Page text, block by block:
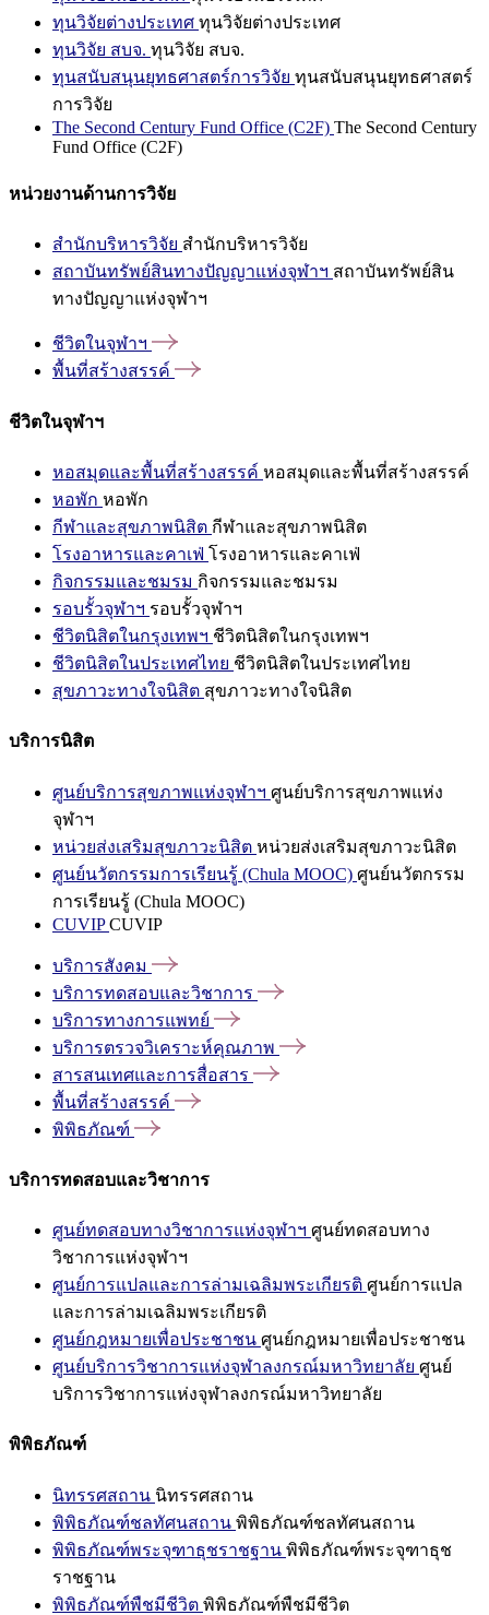
ทุนวิจัยต่างประเทศ ทุนวิจัยต่างประเทศ
ทุนวิจัย สบจ. ทุนวิจัย สบจ.
ทุนสนับสนุนยุทธศาสตร์การวิจัย ทุนสนับสนุนยุทธศาสตร์
การวิจัย
The Second Century Fund Office (C2F) The Second Century
Fund Office (C2F)
หน่วยงานด้านการวิจัย
สำนักบริหารวิจัย สำนักบริหารวิจัย
สถาบันทรัพย์สินทางปัญญาแห่งจุฬาฯ สถาบันทรัพย์สิน
ทางปัญญาแห่งจุฬาฯ
ชีวิตในจุฬาฯ
พื้นที่สร้างสรรค์
ชีวิตในจุฬาฯ
หอสมุดและพื้นที่สร้างสรรค์ หอสมุดและพื้นที่สร้างสรรค์
หอพัก หอพัก
กีฬาและสุขภาพนิสิต กีฬาและสุขภาพนิสิต
โรงอาหารและคาเฟ่ โรงอาหารและคาเฟ่
กิจกรรมและชมรม กิจกรรมและชมรม
รอบรั้วจุฬาฯ รอบรั้วจุฬาฯ
ชีวิตนิสิตในกรุงเทพฯ ชีวิตนิสิตในกรุงเทพฯ
ชีวิตนิสิตในประเทศไทย ชีวิตนิสิตในประเทศไทย
สุขภาวะทางใจนิสิต สุขภาวะทางใจนิสิต
บริการนิสิต
ศูนย์บริการสุขภาพแห่งจุฬาฯ ศูนย์บริการสุขภาพแห่ง
จุฬาฯ
หน่วยส่งเสริมสุขภาวะนิสิต หน่วยส่งเสริมสุขภาวะนิสิต
ศูนย์นวัตกรรมการเรียนรู้ (Chula MOOC) ศูนย์นวัตกรรม
การเรียนรู้ (Chula MOOC)
CUVIPCUVIP
บริการสังคม
บริการทดสอบและวิชาการ
บริการทางการแพทย์
บริการตรวจวิเคราะห์คุณภาพ
สารสนเทศและการสื่อสาร
พื้นที่สร้างสรรค์
พิพิธภัณฑ์
บริการทดสอบและวิชาการ
ศูนย์ทดสอบทางวิชาการแห่งจุฬาฯ ศูนย์ทดสอบทาง
วิชาการแห่งจุฬาฯ
ศูนย์การแปลและการล่ามเฉลิมพระเกียรติ ศูนย์การแปล
และการล่ามเฉลิมพระเกียรติ
ศูนย์กฎหมายเพื่อประชาชน ศูนย์กฎหมายเพื่อประชาชน
ศูนย์บริการวิชาการแห่งจุฬาลงกรณ์มหาวิทยาลัย ศูนย์
บริการวิชาการแห่งจุฬาลงกรณ์มหาวิทยาลัย
พิพิธภัณฑ์
นิทรรศสถาน นิทรรศสถาน
พิพิธภัณฑ์ชลทัศนสถาน พิพิธภัณฑ์ชลทัศนสถาน
พิพิธภัณฑ์พระจุฑาธุชราชฐาน พิพิธภัณฑ์พระจุฑาธุช
ราชฐาน
พิพิธภัณฑ์พืชมีชีวิต พิพิธภัณฑ์พืชมีชีวิต